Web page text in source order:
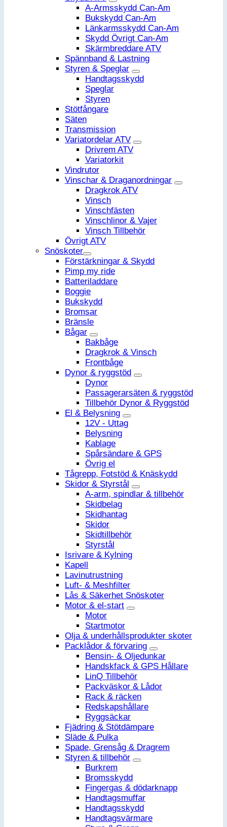
A-Armsskydd Can-Am
Bukskydd Can-Am
Länkarmsskydd Can-Am
Skydd Övrigt Can-Am
Skärmbreddare ATV
Spännband & Lastning
Styren & Speglar
Handtagsskydd
Speglar
Styren
Stötfångare
Säten
Transmission
Variatordelar ATV
Drivrem ATV
Variatorkit
Vindrutor
Vinschar & Draganordningar
Dragkrok ATV
Vinsch
Vinschfästen
Vinschlinor & Vajer
Vinsch Tillbehör
Övrigt ATV
Snöskoter
Förstärkningar & Skydd
Pimp my ride
Batteriladdare
Boggie
Bukskydd
Bromsar
Bränsle
Bågar
Bakbåge
Dragkrok & Vinsch
Frontbåge
Dynor & ryggstöd
Dynor
Passagerarsäten & ryggstöd
Tillbehör Dynor & Ryggstöd
El & Belysning
12V - Uttag
Belysning
Kablage
Spårsändare & GPS
Övrig el
Tågrepp, Fotstöd & Knäskydd
Skidor & Styrstål
A-arm, spindlar & tillbehör
Skidbelag
Skidhantag
Skidor
Skidtillbehör
Styrstål
Isrivare & Kylning
Kapell
Lavinutrustning
Luft- & Meshfilter
Lås & Säkerhet Snöskoter
Motor & el-start
Motor
Startmotor
Olja & underhållsprodukter skoter
Packlådor & förvaring
Bensin- & Oljedunkar
Handskfack & GPS Hållare
LinQ Tillbehör
Packväskor & Lådor
Rack & räcken
Redskapshållare
Ryggsäckar
Fjädring & Stötdämpare
Släde & Pulka
Spade, Grensåg & Dragrem
Styren & tillbehör
Burkrem
Bromsskydd
Fingergas & dödarknapp
Handtagsmuffar
Handtagsskydd
Handtagsvärmare